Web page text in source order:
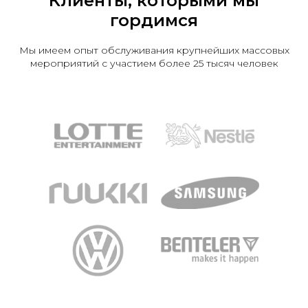
гордимся
Мы имеем опыт обслуживания крупнейших массовых
мероприятий с участием более 25 тысяч человек